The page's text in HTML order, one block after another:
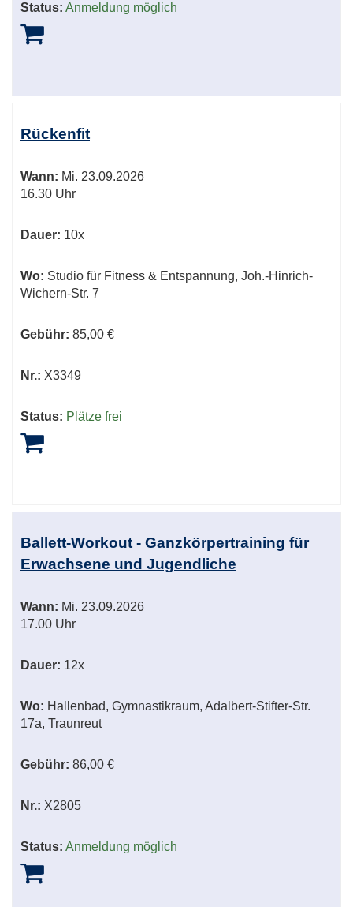
Status: Anmeldung möglich
Rückenfit
Wann: Mi. 23.09.2026
16.30 Uhr
Dauer: 10x
Wo: Studio für Fitness & Entspannung, Joh.-Hinrich-
Wichern-Str. 7
Gebühr: 85,00 €
Nr.: X3349
Status: Plätze frei
Ballett-Workout - Ganzkörpertraining für
Erwachsene und Jugendliche
Wann: Mi. 23.09.2026
17.00 Uhr
Dauer: 12x
Wo: Hallenbad, Gymnastikraum, Adalbert-Stifter-Str.
17a, Traunreut
Gebühr: 86,00 €
Nr.: X2805
Status: Anmeldung möglich